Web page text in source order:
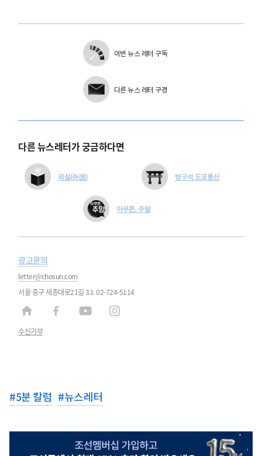
이번 뉴스 레터 구독
다른 뉴스 레터 구경
다른 뉴스레터가 궁금하다면
외설(外說) 방구석 도쿄통신
아무튼, 주말
광고문의
letter@chosun.com
서울 중구 세종대로21길 33. 02-724-5114
수신거부
#5분 칼럼 #뉴스레터